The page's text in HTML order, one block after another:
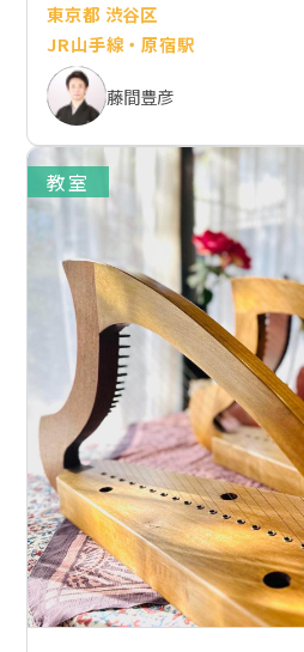
東京都 渋谷区
JR山手線・原宿駅
藤間豊彦
教室